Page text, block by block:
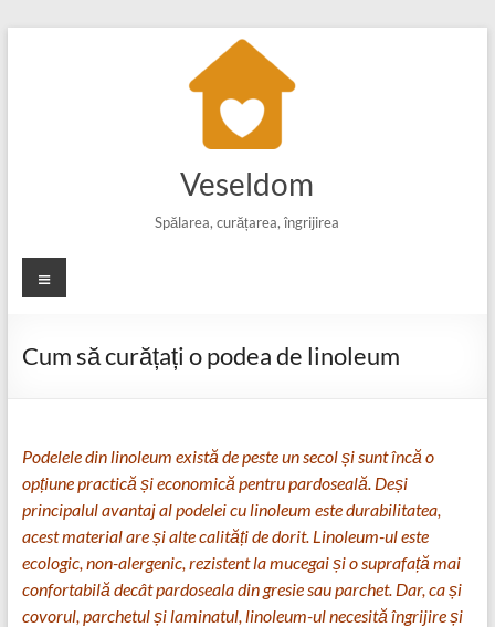
Veseldom
Spălarea, curățarea, îngrijirea
Meniu
Cum să curățați o podea de linoleum
Podelele din linoleum există de peste un secol și sunt încă o
opțiune practică și economică pentru pardoseală. Deși
principalul avantaj al podelei cu linoleum este durabilitatea,
acest material are și alte calități de dorit. Linoleum-ul este
ecologic, non-alergenic, rezistent la mucegai și o suprafață mai
confortabilă decât pardoseala din gresie sau parchet. Dar, ca și
covorul, parchetul și laminatul, linoleum-ul necesită îngrijire și